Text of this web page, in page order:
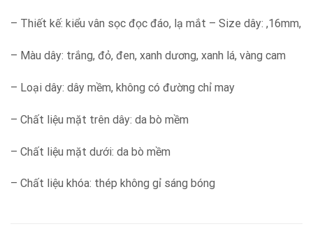
– Thiết kế: kiểu vân sọc đọc đáo, lạ mắt – Size dây: ,16mm,
– Màu dây: trắng, đỏ, đen, xanh dương, xanh lá, vàng cam
– Loại dây: dây mềm, không có đường chỉ may
– Chất liệu mặt trên dây: da bò mềm
– Chất liệu mặt dưới: da bò mềm
– Chất liệu khóa: thép không gỉ sáng bóng